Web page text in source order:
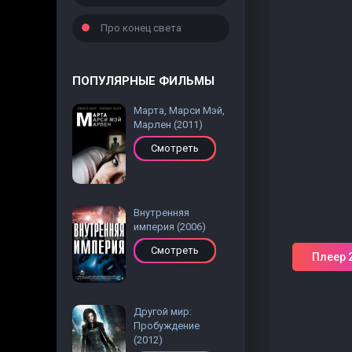
Про конец света
ПОПУЛЯРНЫЕ ФИЛЬМЫ
Марта, Марси Мэй,
Марлен (2011)
Смотреть
Внутренняя
империя (2006)
Смотреть
Другой мир:
Пробуждение
(2012)
Плеер